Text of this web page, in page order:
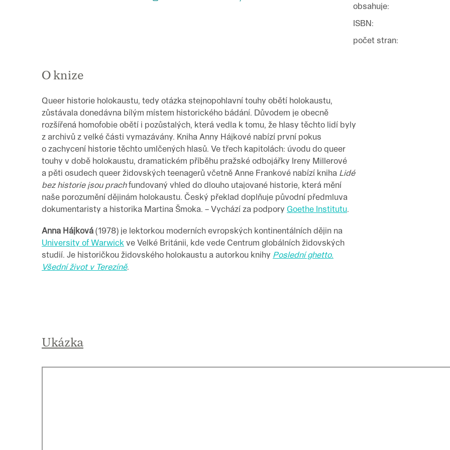
obsahuje:
ISBN:
počet stran:
O knize
Queer historie holokaustu, tedy otázka stejnopohlavní touhy obětí holokaustu,
zůstávala donedávna bílým místem historického bádání. Důvodem je obecně
rozšířená homofobie obětí i pozůstalých, která vedla k tomu, že hlasy těchto lidí byly
z archivů z velké části vymazávány. Kniha Anny Hájkové nabízí první pokus
o zachycení historie těchto umlčených hlasů. Ve třech kapitolách: úvodu do queer
touhy v době holokaustu, dramatickém příběhu pražské odbojářky Ireny Millerové
a pěti osudech queer židovských teenagerů včetně Anne Frankové nabízí kniha Lidé
bez historie jsou prachfundovaný vhled do dlouho utajované historie, která mění
naše porozumění dějinám holokaustu. Český překlad doplňuje původní předmluva
dokumentaristy a historika Martina Šmoka. – Vychází za podpory Goethe Institutu.
Anna Hájková (1978) je lektorkou moderních evropských kontinentálních dějin na
University of Warwick ve Velké Británii, kde vede Centrum globálních židovských
studií. Je historičkou židovského holokaustu a autorkou knihy Poslední ghetto.
Všední život v Terezíně.
Ukázka